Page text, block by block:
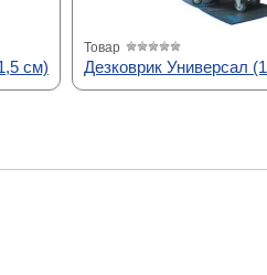
см)
Товар
Дезковрик Универсал